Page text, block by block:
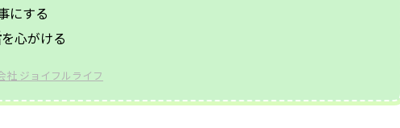
にする
を心がける
社 ジョイフルライフ